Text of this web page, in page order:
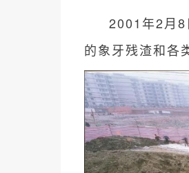
2001年2月8
的象牙残渣和各